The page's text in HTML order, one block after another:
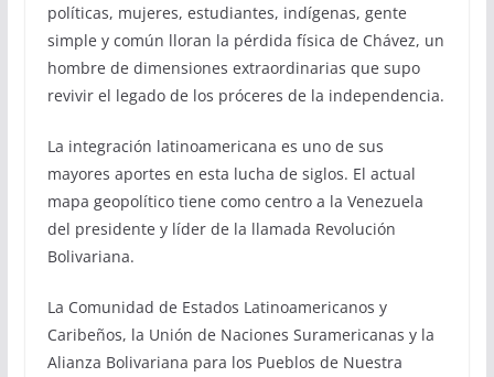
políticas, mujeres, estudiantes, indígenas, gente
simple y común lloran la pérdida física de Chávez, un
hombre de dimensiones extraordinarias que supo
revivir el legado de los próceres de la independencia.
La integración latinoamericana es uno de sus
mayores aportes en esta lucha de siglos. El actual
mapa geopolítico tiene como centro a la Venezuela
del presidente y líder de la llamada Revolución
Bolivariana.
La Comunidad de Estados Latinoamericanos y
Caribeños, la Unión de Naciones Suramericanas y la
Alianza Bolivariana para los Pueblos de Nuestra